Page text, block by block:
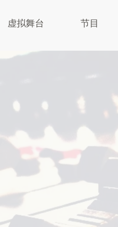
虚拟舞台 节目